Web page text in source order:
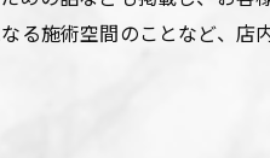
る施術空間のことなど、店